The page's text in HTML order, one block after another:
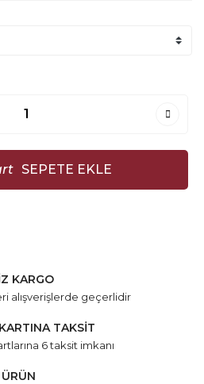
SEPETE EKLE
KARGO
alışverişlerde geçerlidir
TAKSİT
6 taksit imkanı